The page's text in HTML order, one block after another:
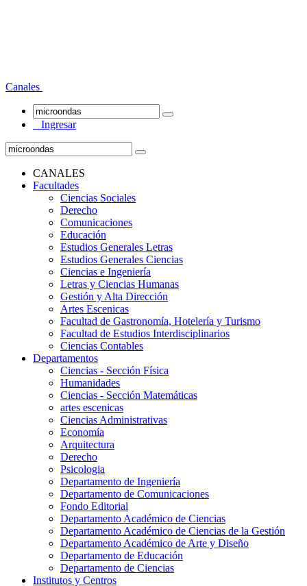
Canales
Ingresar
CANALES
Facultades
Ciencias Sociales
Derecho
Comunicaciones
Educación
Estudios Generales Letras
Estudios Generales Ciencias
Ciencias e Ingeniería
Letras y Ciencias Humanas
Gestión y Alta Dirección
Artes Escenicas
Facultad de Gastronomía, Hotelería y Turismo
Facultad de Estudios Interdisciplinarios
Ciencias Contables
Departamentos
Ciencias - Sección Física
Humanidades
Ciencias - Sección Matemáticas
artes escenicas
Ciencias Administrativas
Economía
Arquitectura
Derecho
Psicologia
Departamento de Ingeniería
Departamento de Comunicaciones
Fondo Editorial
Departamento Académico de Ciencias
Departamento Académico de Ciencias de la Gestión
Departamento Académico de Arte y Diseño
Departamento de Educación
Departamento de Ciencias
Institutos y Centros